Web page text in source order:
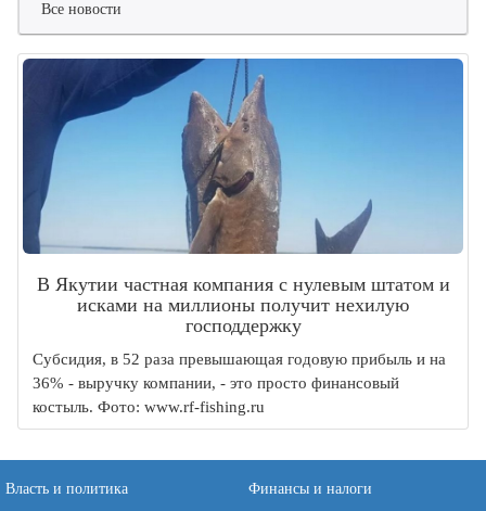
Все новости
В Якутии частная компания с нулевым штатом и
исками на миллионы получит нехилую
господдержку
Субсидия, в 52 раза превышающая годовую прибыль и на
36% - выручку компании, - это просто финансовый
костыль. Фото: www.rf-fishing.ru
Власть и политика
Финансы и налоги